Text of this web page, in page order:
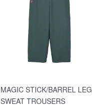
MAGIC STICK/BARREL LEG
SWEAT TROUSERS